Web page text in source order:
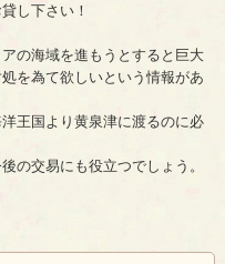
し下さい！
の海域を進もうとすると巨大
を為て欲しいという情報があ
王国より黄泉津に渡るのに必
の交易にも役立つでしょう。